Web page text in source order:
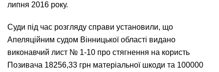
липня 2016 року.
Суди під час розгляду справи установили, що
Апеляційним судом Вінницької області видано
виконавчий лист № 1-10 про стягнення на користь
Позивача 18256,33 грн матеріальної шкоди та 100000